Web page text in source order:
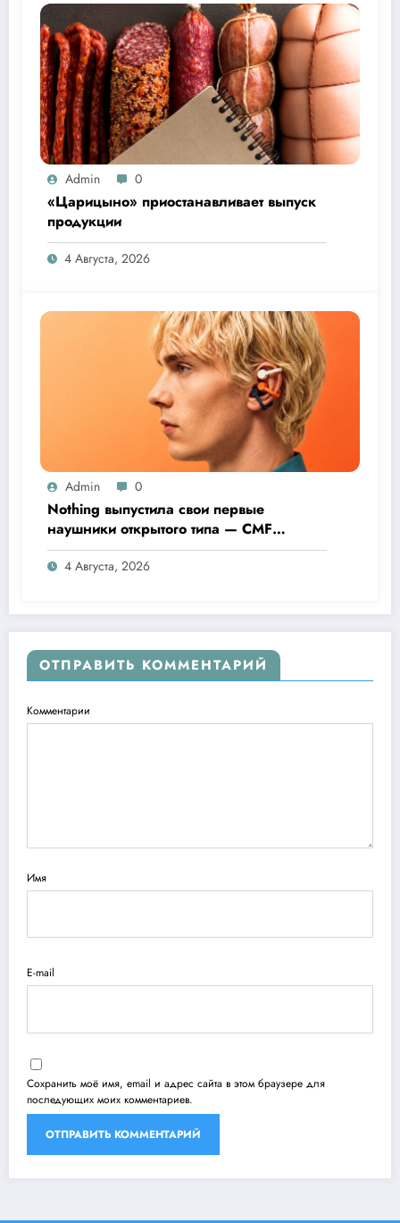
Admin 0
«Царицыно» приостанавливает выпуск
продукции
4 Августа, 2026
Admin 0
Nothing выпустила свои первые
наушники открытого типа — CMF
Clip Pro
4 Августа, 2026
ОТПРАВИТЬ КОММЕНТАРИЙ
Комментарии
Имя
E-mail
Сохранить моё имя, email и адрес сайта в этом браузере для
последующих моих комментариев.